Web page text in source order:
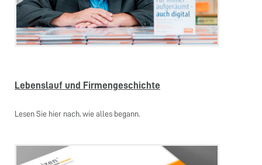
Lebenslauf und Firmengeschichte
Lesen Sie hier nach, wie alles begann.